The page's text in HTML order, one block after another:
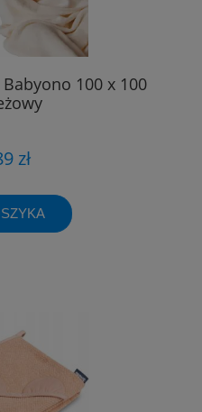
100 x 100
zł